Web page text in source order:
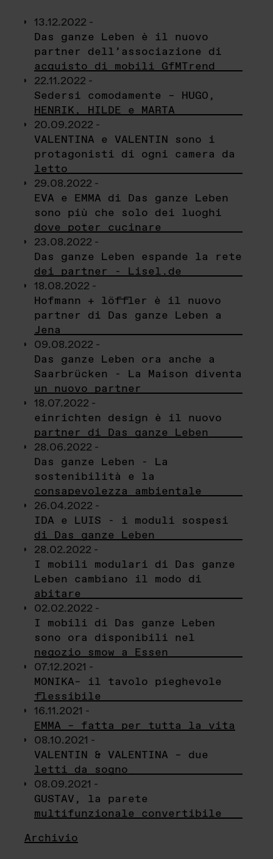
13.12.2022 -
Das ganze Leben è il nuovo
partner dell’associazione di
acquisto di mobili GfMTrend
22.11.2022 -
Sedersi comodamente – HUGO,
HENRIK, HILDE e MARTA
20.09.2022 -
VALENTINA e VALENTIN sono i
protagonisti di ogni camera da
letto
29.08.2022 -
EVA e EMMA di Das ganze Leben
sono più che solo dei luoghi
dove poter cucinare
23.08.2022 -
Das ganze Leben espande la rete
dei partner - Lisel.de
18.08.2022 -
Hofmann + löffler è il nuovo
partner di Das ganze Leben a
Jena
09.08.2022 -
Das ganze Leben ora anche a
Saarbrücken - La Maison diventa
un nuovo partner
18.07.2022 -
einrichten design è il nuovo
partner di Das ganze Leben
28.06.2022 -
Das ganze Leben - La
sostenibilità e la
consapevolezza ambientale
26.04.2022 -
IDA e LUIS - i moduli sospesi
di Das ganze Leben
28.02.2022 -
I mobili modulari di Das ganze
Leben cambiano il modo di
abitare
02.02.2022 -
I mobili di Das ganze Leben
sono ora disponibili nel
negozio smow a Essen
07.12.2021 -
MONIKA– il tavolo pieghevole
flessibile
16.11.2021 -
EMMA – fatta per tutta la vita
08.10.2021 -
VALENTIN & VALENTINA – due
letti da sogno
08.09.2021 -
GUSTAV, la parete
multifunzionale convertibile
Archivio